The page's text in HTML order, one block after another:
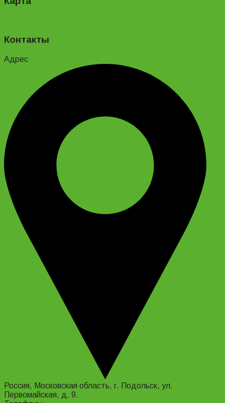
Контакты
Адрес
Россия, Московская область, г. Подольск, ул.
Первомайская, д. 9.